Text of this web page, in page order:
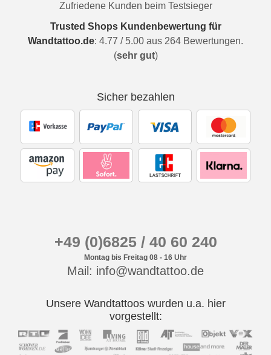
Zufriedene Kunden beim Testsieger
Trusted Shops Kundenbewertung für
Wandtattoo.de: 4.77 / 5.00 aus 264 Bewertungen.
(sehr gut)
Sicher bezahlen
+49 (0)6825 / 40 60 240
Montag bis Freitag 08 - 16 Uhr
Mail: info@wandtattoo.de
Unsere Wandtattoos wurden u.a. hier
vorgestellt: